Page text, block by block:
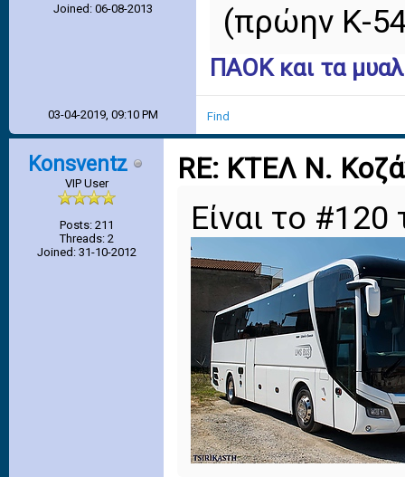
Joined: 06-08-2013
(πρώην Κ-
ΠΑΟΚ και τα
03-04-2019, 09:10 PM Find
Konsventz
VIP User
Posts: 211
Threads: 2
Joined: 31-10-2012
RE: ΚΤΕΛ Ν.
Είναι το